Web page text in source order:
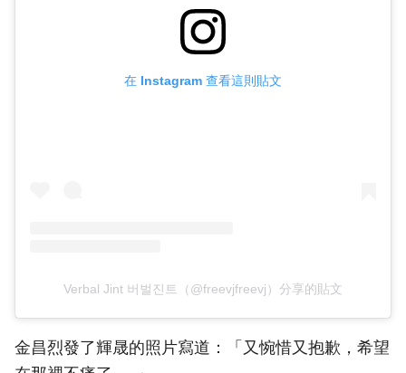
在 Instagram 查看這則貼文
Verbal Jint 버벌진트（@freevjfreevj）分享的貼文
金昌烈發了輝晟的照片寫道：「又惋惜又抱歉，希望